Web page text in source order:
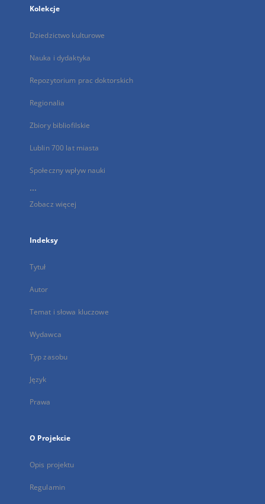
Kolekcje
Dziedzictwo kulturowe
Nauka i dydaktyka
Repozytorium prac doktorskich
Regionalia
Zbiory bibliofilskie
Lublin 700 lat miasta
Społeczny wpływ nauki
...
Zobacz więcej
Indeksy
Tytuł
Autor
Temat i słowa kluczowe
Wydawca
Typ zasobu
Język
Prawa
O Projekcie
Opis projektu
Regulamin